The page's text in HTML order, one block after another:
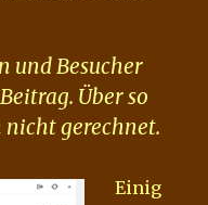
und Besucher
Über so
nicht gerechnet.
Einig